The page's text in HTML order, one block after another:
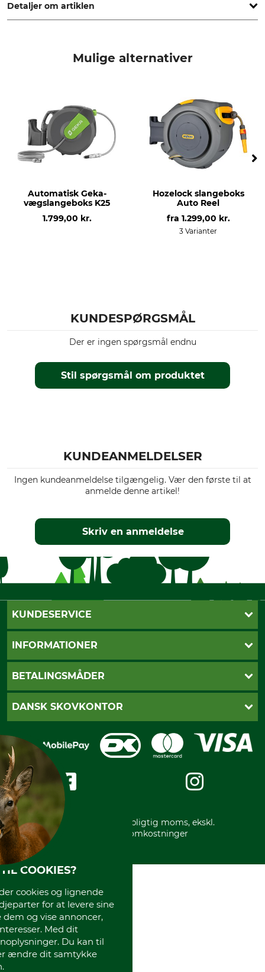
Detaljer om artiklen
produktion
Made in Italy
Slangestørrelse
1/2 "
Mulige alternativer
Automatisk Geka-
vægslangeboks K25
1.799,00 kr.
Hozelock slangeboks
Auto Reel
fra 1.299,00 kr.
3 Varianter
KUNDESPØRGSMÅL
Stil spørgsmål om produktet
Der er ingen spørgsmål endnu
KUNDEANMELDELSER
Ingen kundeanmeldelse tilgængelig. Vær den første til at
anmelde denne artikel!
Skriv en anmeldelse
KUNDESERVICE
Kontakt
Cookie-indstillinger
INFORMATIONER
Betalingsmåder
Privatlivspolitik
Handelsbetingelser
Impressum
Gratis returlabel
BETALINGSMÅDER
Dankort
Kreditkort
DANSK SKOVKONTOR
Messe datoer
Om os
International
* Alle priser inkl. lovpligtig moms, ekskl.
forsendelsesomkostninger
COOKIES?
cookies og lignende
for at levere sine
og vise annoncer,
Med dit
Du kan til
ændre dit samtykke